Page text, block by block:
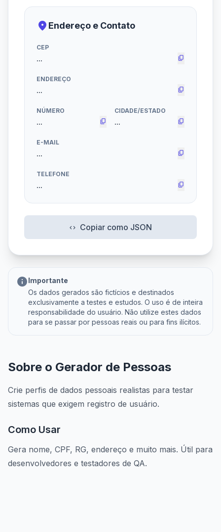
place Endereço e Contato
CEP
content_copy
ENDEREÇO
content_copy
NÚMERO
content_copy
CIDADE/ESTADO
content_copy
E-MAIL
content_copy
TELEFONE
content_copy
code Copiar como JSON
infoImportante
Os dados gerados são fictícios e destinados
exclusivamente a testes e estudos. O uso é de inteira
responsabilidade do usuário. Não utilize estes dados
para se passar por pessoas reais ou para fins ilícitos.
Sobre o Gerador de Pessoas
Crie perfis de dados pessoais realistas para testar
sistemas que exigem registro de usuário.
Como Usar
Gera nome, CPF, RG, endereço e muito mais. Útil para
desenvolvedores e testadores de QA.